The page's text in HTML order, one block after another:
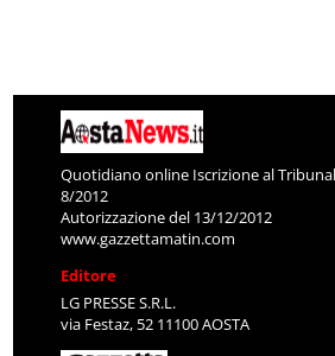
Quotidiano online Iscrizione al
8/2012
Autorizzazione del 13/12/2012
www.gazzettamatin.com
Editore
LG PRESSE S.R.L.
via Festaz, 52 11100 AOSTA